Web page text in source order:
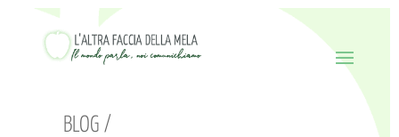
BLOG /